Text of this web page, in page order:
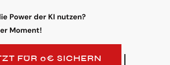
Power der KI nutzen?
Moment!
FÜR 0€ SICHERN